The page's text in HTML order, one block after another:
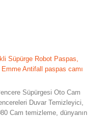
Süpürge Robot Paspas,
Antifall paspas camı
Süpürgesi Oto Cam
Duvar Temizleyici,
Cam temizleme, dünyanın